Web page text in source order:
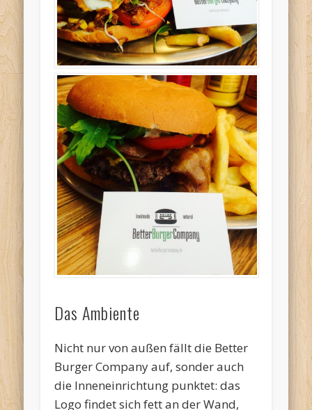
Das Ambiente
Nicht nur von außen fällt die Better
Burger Company auf, sonder auch
die Inneneinrichtung punktet: das
Logo findet sich fett an der Wand,